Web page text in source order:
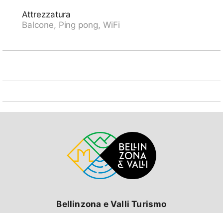
richiesta, contattare il responsabile delle chiavi:
Parcheggio CHF 5.00/giorno, posto auto coperto CHF
Attrezzatura
Balcone, Ping pong, WiFi
Bellinzona e Valli Turismo